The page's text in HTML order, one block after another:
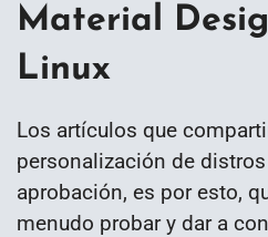
Material
Linux
Los artículos que
personalización de
aprobación, es por esto,
menudo probar y dar a